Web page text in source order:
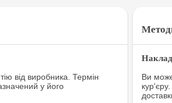
від виробника. Термін
у його
Ви